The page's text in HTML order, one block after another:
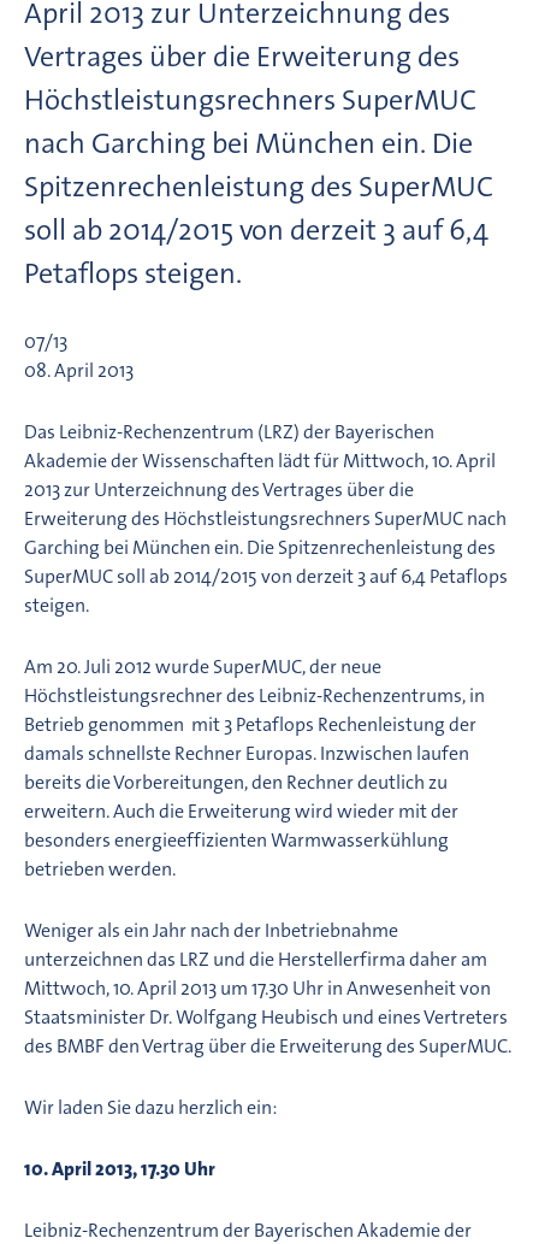
April 2013 zur Unterzeichnung des
Vertrages über die Erweiterung des
Höchstleistungsrechners SuperMUC
nach Garching bei München ein. Die
Spitzenrechenleistung des SuperMUC
soll ab 2014/2015 von derzeit 3 auf 6,4
Petaflops steigen.
07/13
08. April 2013
Das Leibniz-Rechenzentrum (LRZ) der Bayerischen
Akademie der Wissenschaften lädt für Mittwoch, 10. April
2013 zur Unterzeichnung des Vertrages über die
Erweiterung des Höchstleistungsrechners SuperMUC nach
Garching bei München ein. Die Spitzenrechenleistung des
SuperMUC soll ab 2014/2015 von derzeit 3 auf 6,4 Petaflops
steigen.
Am 20. Juli 2012 wurde SuperMUC, der neue
Höchstleistungsrechner des Leibniz-Rechenzentrums, in
Betrieb genommen  mit 3 Petaflops Rechenleistung der
damals schnellste Rechner Europas. Inzwischen laufen
bereits die Vorbereitungen, den Rechner deutlich zu
erweitern. Auch die Erweiterung wird wieder mit der
besonders energieeffizienten Warmwasserkühlung
betrieben werden.
Weniger als ein Jahr nach der Inbetriebnahme
unterzeichnen das LRZ und die Herstellerfirma daher am
Mittwoch, 10. April 2013 um 17.30 Uhr in Anwesenheit von
Staatsminister Dr. Wolfgang Heubisch und eines Vertreters
des BMBF den Vertrag über die Erweiterung des SuperMUC.
Wir laden Sie dazu herzlich ein:
10. April 2013, 17.30 Uhr
Leibniz-Rechenzentrum der Bayerischen Akademie der